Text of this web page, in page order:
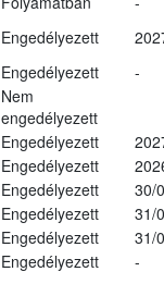
Engedélyezett
Engedélyezett
-
Nem
engedélyezett
Engedélyezett
Engedélyezett
Engedélyezett
30/
Engedélyezett
31/
Engedélyezett
31/
Engedélyezett
-